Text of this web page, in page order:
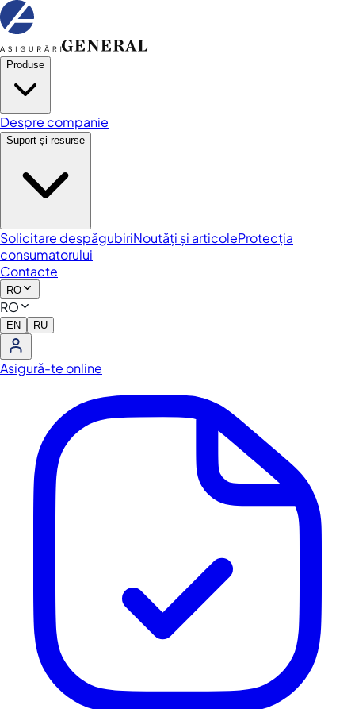
Produse
Despre companie
Suport și resurse
Solicitare despăgubiriNoutăți și articoleProtecția
consumatorului
Contacte
RO
RO
EN RU
Asigură-te online